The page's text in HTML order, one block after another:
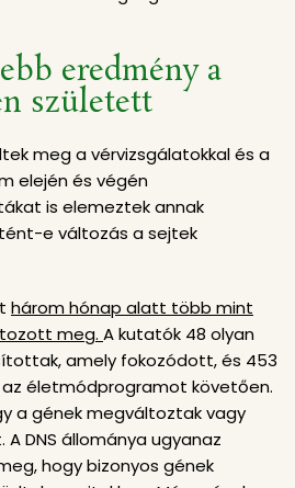
eredmény a
született
meg a vérvizsgálatokkal és a
elején és végén
is elemeztek annak
e változás a sejtek
három hónap alatt több mint
meg. A kutatók 48 olyan
amely fokozódott, és 453
életmódprogramot követően.
a gének megváltoztak vagy
DNS állománya ugyanaz
hogy bizonyos gének